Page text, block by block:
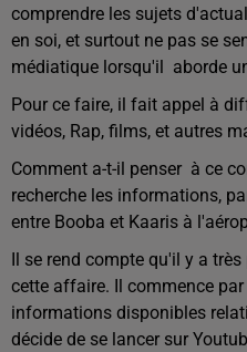
comprendre les sujets
en soi, et surtout ne pas se
médiatique lorsqu'il aborde
Pour ce faire, il fait appel à
vidéos, Rap, films, et autres
Comment a-t-il penser à ce
recherche les informations,
entre Booba et Kaaris à
Il se rend compte qu'il y a
cette affaire. Il commence
informations disponibles
décide de se lancer sur